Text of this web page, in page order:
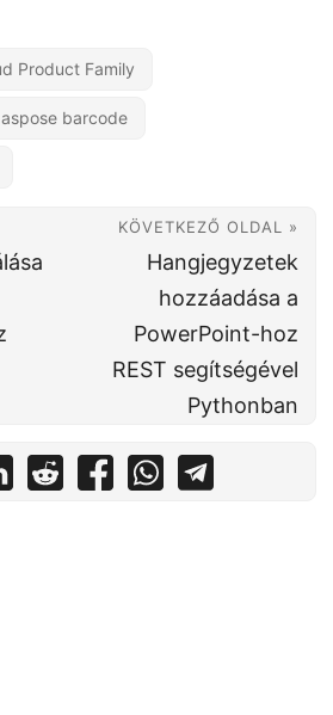
Product Family
aspose barcode
KÖVETKEZŐ OLDAL »
Hangjegyzetek
hozzáadása a
PowerPoint-hoz
REST segítségével
Pythonban